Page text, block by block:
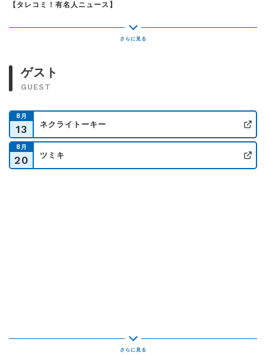
【タレコミ！有名人ニュース】
今回のテーマ：
【ゲスト】
番組のXアカウントは〈@fav795〉
ハッシュタグ〈#fav795〉をつけて
ポストしてください！
そんな「大人」層をメインターゲットに、
ゲスト
GUEST
8月
13
ネクライトーキー
8月
20
ツミキ